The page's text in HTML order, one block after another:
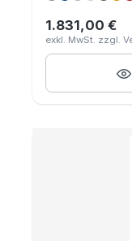
Regulärer
1.831,00 €